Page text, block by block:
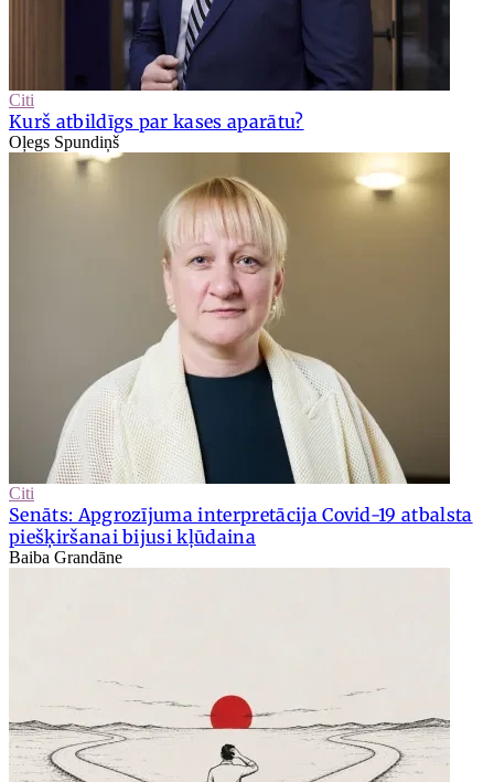
Citi
Kurš atbildīgs par kases aparātu?
Oļegs Spundiņš
Citi
Senāts: Apgrozījuma interpretācija Covid-19 atbalsta
piešķiršanai bijusi kļūdaina
Baiba Grandāne